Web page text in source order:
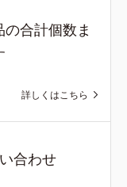
合計個数ま
詳しくはこちら
合わせ